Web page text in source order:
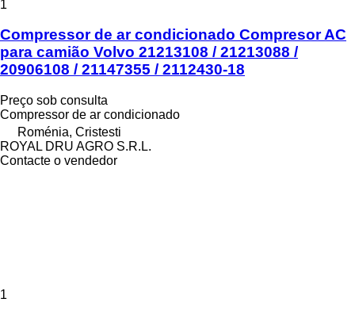
1
Compressor de ar condicionado Compresor AC
para camião Volvo 21213108 / 21213088 /
20906108 / 21147355 / 2112430-18
Preço sob consulta
Compressor de ar condicionado
Roménia, Cristesti
ROYAL DRU AGRO S.R.L.
Contacte o vendedor
1